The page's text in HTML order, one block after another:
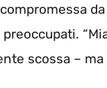
scossa –